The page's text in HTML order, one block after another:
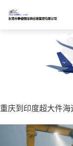
重庆到印度超大件